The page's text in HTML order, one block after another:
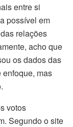
entre si
possível em
relações
acho que
os dados das
mas
votos
Segundo o site